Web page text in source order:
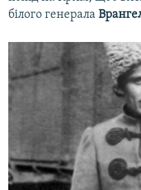
білого генерала